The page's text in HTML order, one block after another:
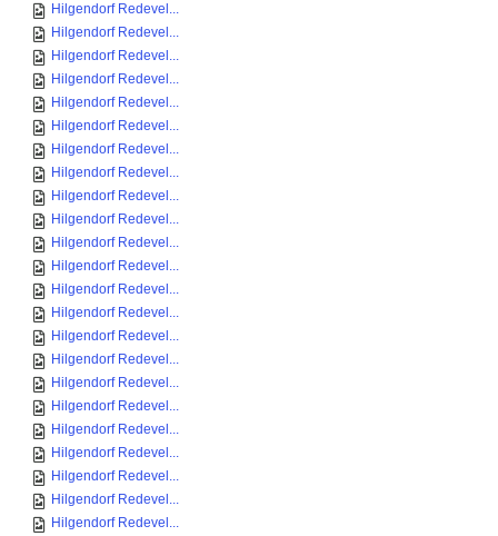
Hilgendorf Redevel...
Hilgendorf Redevel...
Hilgendorf Redevel...
Hilgendorf Redevel...
Hilgendorf Redevel...
Hilgendorf Redevel...
Hilgendorf Redevel...
Hilgendorf Redevel...
Hilgendorf Redevel...
Hilgendorf Redevel...
Hilgendorf Redevel...
Hilgendorf Redevel...
Hilgendorf Redevel...
Hilgendorf Redevel...
Hilgendorf Redevel...
Hilgendorf Redevel...
Hilgendorf Redevel...
Hilgendorf Redevel...
Hilgendorf Redevel...
Hilgendorf Redevel...
Hilgendorf Redevel...
Hilgendorf Redevel...
Hilgendorf Redevel...